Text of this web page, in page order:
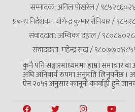
सम्पादक: अनिल पोखरेल /
प्रबन्ध निर्देशक : योगेन्द्र कुमार रौनियार /
संवाददाता: अम्विका दहाल /
संवाददाता: महेन्द्र सदा /
कुनै पनि सञ्चारमाध्यममा हाम्रा समाचार वा
अघि अनिवार्य रुपमा अनुमति लिनुपर्नेछ ।
ऐन २०५९ अनुसार कानूनी कार्वाही हुने